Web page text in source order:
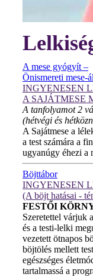
A mese gyógyít –
Önismereti mese-
INGYENESEN
A SAJÁTMESE
A tanfolyamot 2
(hétvégi és
A Sajátmese a
a test számára a
ugyanúgy éhezi a
Böjttábor
INGYENESEN
(A böjt hatásai -
FESTŐI
Szeretettel várjuk
és a testi-lelki
vezetett ötnapos
böjtölés mellett
egészséges
tartalmassá a